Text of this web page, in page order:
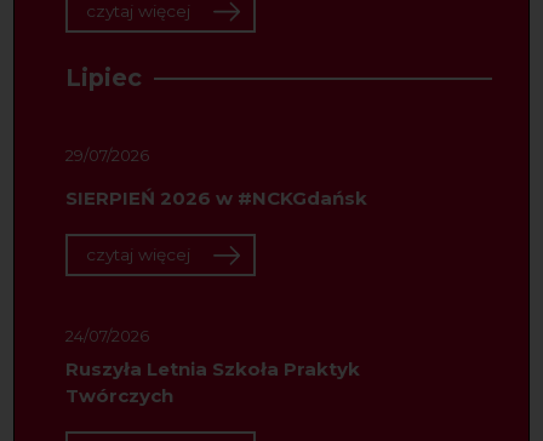
czytaj więcej
Lipiec
29/07/2026
SIERPIEŃ 2026 w #NCKGdańsk
czytaj więcej
24/07/2026
Ruszyła Letnia Szkoła Praktyk
Twórczych